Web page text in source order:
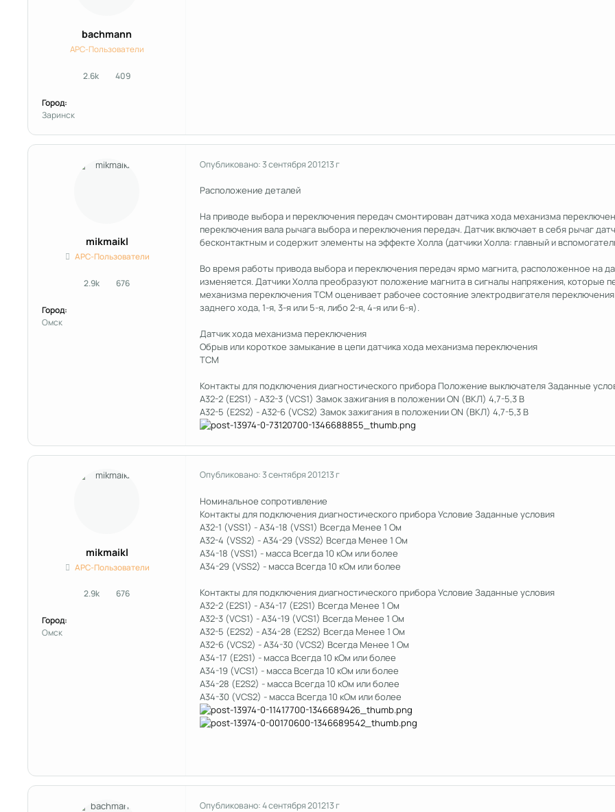
bachmann
APC-Пользователи
2.6kсообщения
409Репутация
Город:
Заринск
mikmaikl
APC-Пользователи
2.9kсообщения
676Репутация
Город:
Омск
Опубликовано:3 сентября 201213 г
Расположение деталей
На приводе выбора и переключения передач смонтирован датчика хода механизма
переключения вала рычага выбора и переключения передач. Датчик включает в себя рычаг
бесконтактным и содержит элементы на эффекте Холла (датчики Холла: главный и
Во время работы привода выбора и переключения передач ярмо магнита, расположенное на
изменяется. Датчики Холла преобразуют положение магнита в сигналы напряжения, которые
механизма переключения TCM оценивает рабочее состояние электродвигателя
заднего хода, 1-я, 3-я или 5-я, либо 2-я, 4-я или 6-я).
Датчик хода механизма переключения
Обрыв или короткое замыкание в цепи датчика хода механизма переключения
TCM
Контакты для подключения диагностического прибора Положение выключателя Заданные
A32-2 (E2S1) - A32-3 (VCS1) Замок зажигания в положении ON (ВКЛ) 4,7-5,3 В
A32-5 (E2S2) - A32-6 (VCS2) Замок зажигания в положении ON (ВКЛ) 4,7-5,3 В
mikmaikl
APC-Пользователи
2.9kсообщения
676Репутация
Город:
Омск
Опубликовано:3 сентября 201213 г
Номинальное сопротивление
Контакты для подключения диагностического прибора Условие Заданные условия
A32-1 (VSS1) - A34-18 (VSS1) Всегда Менее 1 Ом
A32-4 (VSS2) - A34-29 (VSS2) Всегда Менее 1 Ом
A34-18 (VSS1) - масса Всегда 10 кОм или более
A34-29 (VSS2) - масса Всегда 10 кОм или более
Контакты для подключения диагностического прибора Условие Заданные условия
A32-2 (E2S1) - A34-17 (E2S1) Всегда Менее 1 Ом
A32-3 (VCS1) - A34-19 (VCS1) Всегда Менее 1 Ом
A32-5 (E2S2) - A34-28 (E2S2) Всегда Менее 1 Ом
A32-6 (VCS2) - A34-30 (VCS2) Всегда Менее 1 Ом
A34-17 (E2S1) - масса Всегда 10 кОм или более
A34-19 (VCS1) - масса Всегда 10 кОм или более
A34-28 (E2S2) - масса Всегда 10 кОм или более
A34-30 (VCS2) - масса Всегда 10 кОм или более
Опубликовано:4 сентября 201213 г